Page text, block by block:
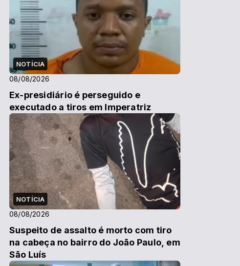
NOTÍCIA
08/08/2026
Ex-presidiário é perseguido e
executado a tiros em Imperatriz
NOTÍCIA
08/08/2026
Suspeito de assalto é morto com tiro
na cabeça no bairro do João Paulo, em
São Luís